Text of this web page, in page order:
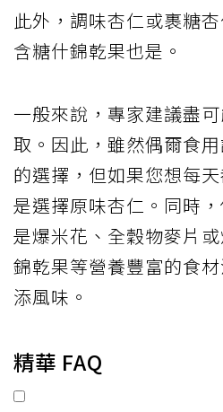
此外，調味杏仁或裹糖
含糖什錦乾果也是。
一般來說，專家建議盡
取。因此，雖然偶爾食
的選擇，但如果您想每
是選擇原味杏仁。同時
是爆米花、全穀物麥片
錦乾果等營養豐富的食
添風味。
精華 FAQ